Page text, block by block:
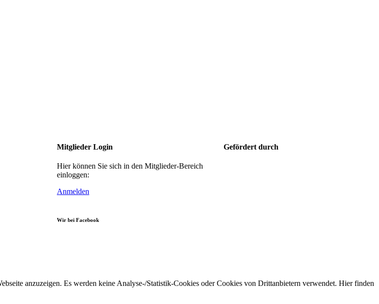
Mitglieder Login
Hier können Sie sich in den Mitglieder-Bereich
einloggen:
Anmelden
Wir bei Facebook
Gefördert durch
anzuzeigen. Es werden keine Analyse-/Statistik-Cookies oder Cookies von Drittanbietern verwendet. Hier finden